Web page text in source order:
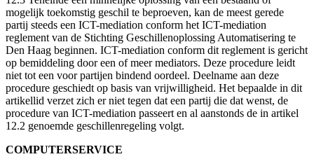
mogelijk toekomstig geschil te beproeven, kan de meest gerede
partij steeds een ICT-mediation conform het ICT-mediation
reglement van de Stichting Geschillenoplossing Automatisering te
Den Haag beginnen. ICT-mediation conform dit reglement is gericht
op bemiddeling door een of meer mediators. Deze procedure leidt
niet tot een voor partijen bindend oordeel. Deelname aan deze
procedure geschiedt op basis van vrijwilligheid. Het bepaalde in dit
artikellid verzet zich er niet tegen dat een partij die dat wenst, de
procedure van ICT-mediation passeert en al aanstonds de in artikel
12.2 genoemde geschillenregeling volgt.
COMPUTERSERVICE